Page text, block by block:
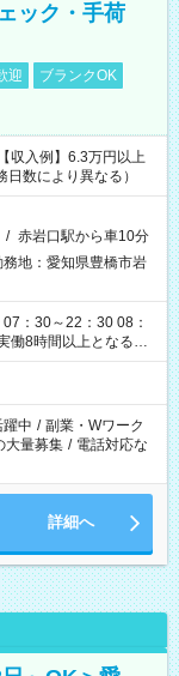
ック・手荷
迎
ブランクOK
収入例】6.3万円以上
数により異なる）
/ 赤岩口駅から車10分
地：愛知県豊橋市岩
：30～22：30 08：
8時間以上となる勤
中 / 副業・Wワーク
大量募集 / 電話対応な
詳細へ